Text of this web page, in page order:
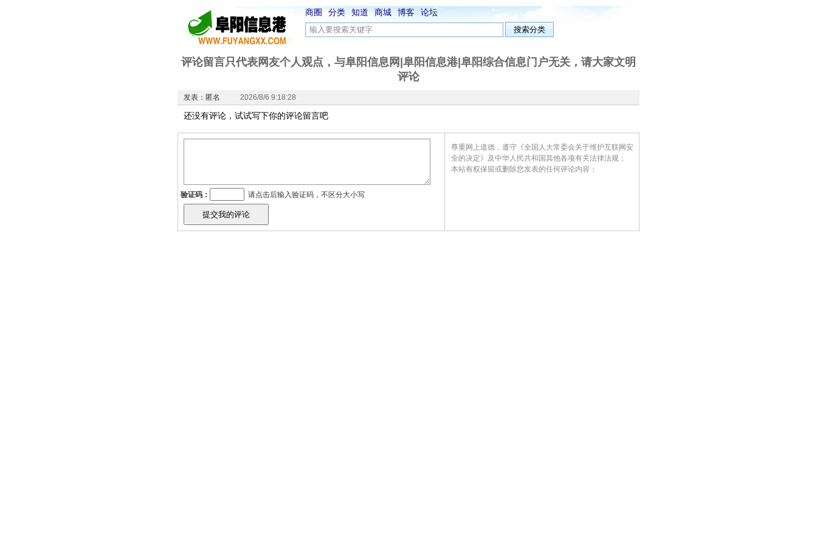
商圈 分类 知道 商城 博客 论坛
评论留言只代表网友个人观点，与阜阳信息网|阜阳信息港|阜阳综合信息门户无关，请大家文明
评论
发表：匿名 2026/8/6 9:18:28
还没有评论，试试写下你的评论留言吧
验证码： 请点击后输入验证码，不区分大小写
尊重网上道德，遵守《全国人大常委会关于维护互联网安
全的决定》及中华人民共和国其他各项有关法律法规；
本站有权保留或删除您发表的任何评论内容；